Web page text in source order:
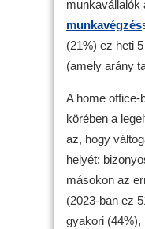
munkavállalók
munkavégzés
(21%) ez heti
(amely arány
A home office-
körében a
az, hogy
helyét:
másokon az
(2023-ban ez
gyakori (44%),